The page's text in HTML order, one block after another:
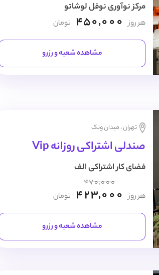
مرکز نوآوری نوفل لوشاتو
هر روز 450,000 تومان
مشاهده شعبه و رزرو
تهران ، میدان ونک
صندلی اشتراکی روزانه Vip
فضای کار اشتراکی الف
هر روز
470,000
423,000 تومان
مشاهده شعبه و رزرو